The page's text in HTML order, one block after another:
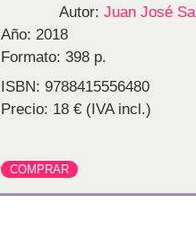
Autor: Juan José
Año: 2018
Formato: 398 p.
ISBN: 9788415556480
Precio: 18 € (IVA incl.)